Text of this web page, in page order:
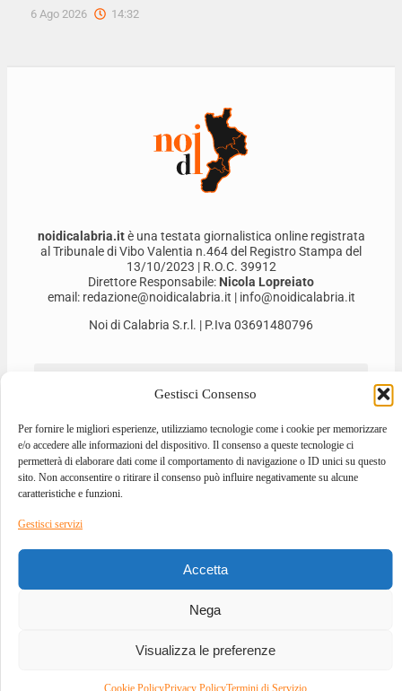
Gestisci Consenso
Per fornire le migliori esperienze, utilizziamo tecnologie come i cookie per memorizzare
e/o accedere alle informazioni del dispositivo. Il consenso a queste tecnologie ci
permetterà di elaborare dati come il comportamento di navigazione o ID unici su questo
sito. Non acconsentire o ritirare il consenso può influire negativamente su alcune
caratteristiche e funzioni.
Gestisci servizi
Accetta
Nega
Visualizza le preferenze
Cookie PolicyPrivacy PolicyTermini di Servizio
6 Ago 2026 14:32
noidicalabria.itè una testata giornalistica online registrata
al Tribunale di Vibo Valentia n.464 del Registro Stampa del
13/10/2023 | R.O.C. 39912
Direttore Responsabile: Nicola Lopreiato
email: redazione@noidicalabria.it | info@noidicalabria.it
Noi di Calabria S.r.l. | P.Iva 03691480796